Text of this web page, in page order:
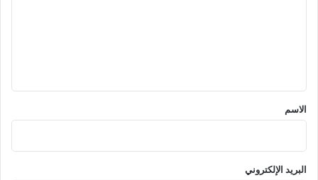
*
الاسم
البريد الإلكتروني